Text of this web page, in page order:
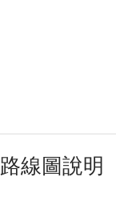
路線圖說明